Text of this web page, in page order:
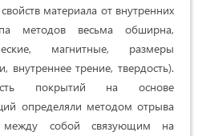
материала от внутренних
методов весьма обширна,
магнитные, размеры
внутреннее трение, твердость).
покрытий на основе
определяли методом отрыва
между собой связующим на